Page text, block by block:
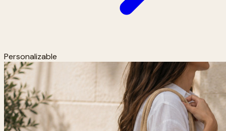
Personalizable